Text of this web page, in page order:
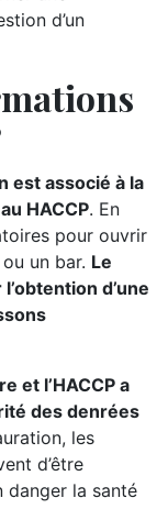
d’un
est associé à la
HACCP. En
pour ouvrir
un bar. Le
d’une
et l’HACCP a
des denrées
les
d’être
danger la santé